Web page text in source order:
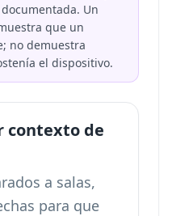
Un
que un
no demuestra
el dispositivo.
contexto de
a salas,
para que